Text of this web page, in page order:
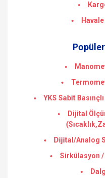
YKS Sabit
Dijital
Dijital/Analog
Sirkülasyon /